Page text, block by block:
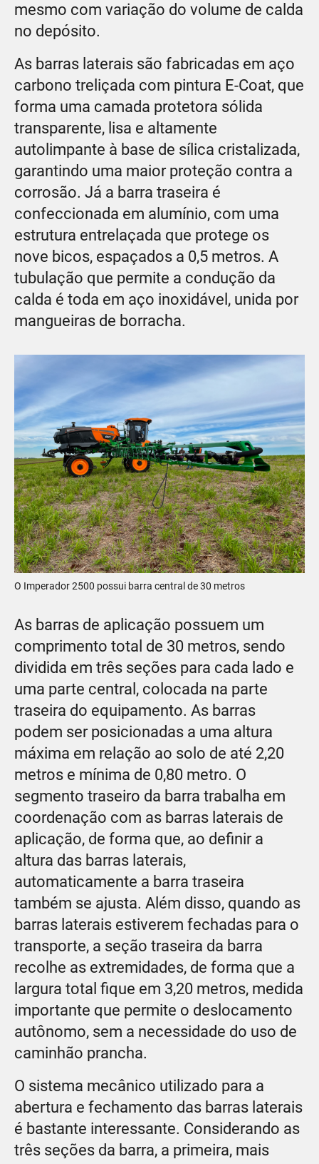
mesmo com variação do volume de calda
no depósito.
As barras laterais são fabricadas em aço
carbono treliçada com pintura E-Coat, que
forma uma camada protetora sólida
transparente, lisa e altamente
autolimpante à base de sílica cristalizada,
garantindo uma maior proteção contra a
corrosão. Já a barra traseira é
confeccionada em alumínio, com uma
estrutura entrelaçada que protege os
nove bicos, espaçados a 0,5 metros. A
tubulação que permite a condução da
calda é toda em aço inoxidável, unida por
mangueiras de borracha.
O Imperador 2500 possui barra central de 30 metros
As barras de aplicação possuem um
comprimento total de 30 metros, sendo
dividida em três seções para cada lado e
uma parte central, colocada na parte
traseira do equipamento. As barras
podem ser posicionadas a uma altura
máxima em relação ao solo de até 2,20
metros e mínima de 0,80 metro. O
segmento traseiro da barra trabalha em
coordenação com as barras laterais de
aplicação, de forma que, ao definir a
altura das barras laterais,
automaticamente a barra traseira
também se ajusta. Além disso, quando as
barras laterais estiverem fechadas para o
transporte, a seção traseira da barra
recolhe as extremidades, de forma que a
largura total fique em 3,20 metros, medida
importante que permite o deslocamento
autônomo, sem a necessidade do uso de
caminhão prancha.
O sistema mecânico utilizado para a
abertura e fechamento das barras laterais
é bastante interessante. Considerando as
três seções da barra, a primeira, mais